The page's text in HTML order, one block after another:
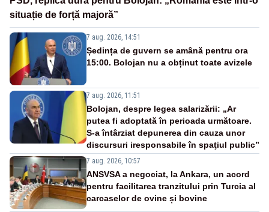
situație de forță majoră”
7 aug. 2026, 14:51
Ședința de guvern se amână pentru ora
15:00. Bolojan nu a obținut toate avizele
7 aug. 2026, 11:51
Bolojan, despre legea salarizării: „Ar
putea fi adoptată în perioada următoare.
S-a întârziat depunerea din cauza unor
discursuri iresponsabile în spaţiul public”
7 aug. 2026, 10:57
ANSVSA a negociat, la Ankara, un acord
pentru facilitarea tranzitului prin Turcia al
carcaselor de ovine și bovine